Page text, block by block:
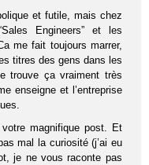
et futile, mais chez
Engineers” et les
me fait toujours marrer,
titres des gens dans les
trouve ça vraiment très
enseigne et l’entreprise
magnifique post. Et
mal la curiosité (j’ai eu
je ne vous raconte pas